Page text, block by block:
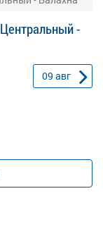
-
09 авг